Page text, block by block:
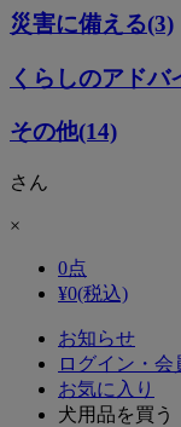
災害に備える(3)
くらしのアドバ
その他(14)
さん
×
0点
¥0(税込)
お知らせ
ログイン・会
お気に入り
犬用品を買う